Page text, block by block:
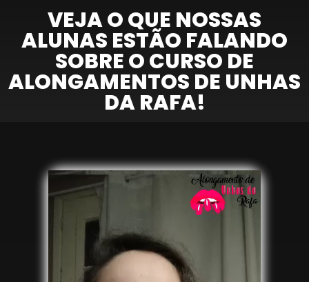
VEJA O QUE NOSSAS
ALUNAS ESTÃO FALANDO
SOBRE O CURSO DE
ALONGAMENTOS DE UNHAS
DA RAFA!